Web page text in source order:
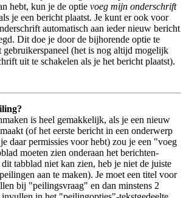
hebt, kun je de optie voeg mijn onderschrift
je een bericht plaatst. Je kunt er ook voor
automatisch aan ieder nieuw bericht
Dit doe je door de bijhorende optie te
gebruikerspaneel (het is nog altijd mogelijk
uit te schakelen als je het bericht plaatst).
is heel gemakkelijk, als je een nieuw
(of het eerste bericht in een onderwerp
daar permissies voor hebt) zou je een "voeg
moeten zien onderaan het berichten-
dit tabblad niet kan zien, heb je niet de juiste
aan te maken). Je moet een titel voor
bij "peilingsvraag" en dan minstens 2